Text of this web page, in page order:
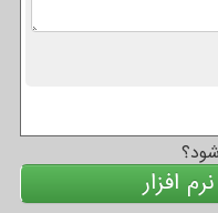
افزار